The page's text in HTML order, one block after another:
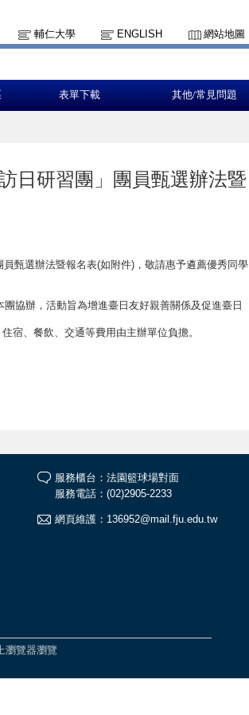
輔仁大學 ENGLISH 網站地圖
表單下載 其他/常見問題
日研習團」團員甄選辦法暨
甄選辦法暨報名表(如附件)，敬請惠予遴薦優秀同學
協辦，活動旨為增進臺日友好親善關係及促進臺日
宿、餐飲、交通等費用由主辦單位負擔。
服務櫃台：法園籃球場對面
服務電話：(02)2905-2233
網頁維護：136952@mail.fju.edu.tw
瀏覽器瀏覽